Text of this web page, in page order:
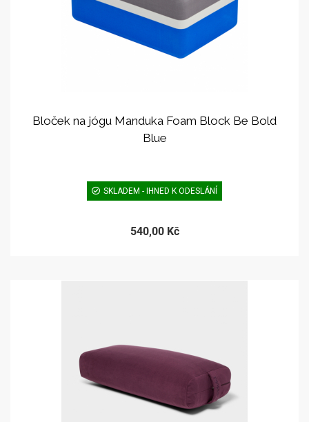
Bloček na jógu Manduka Foam Block Be Bold
Blue
SKLADEM - IHNED K ODESLÁNÍ
540,00 Kč